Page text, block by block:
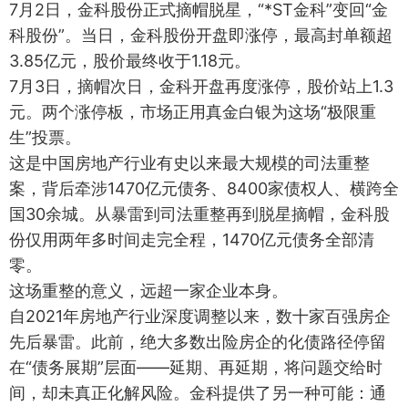
7月2日，金科股份正式摘帽脱星，“*ST金科”变回“金
科股份”。当日，金科股份开盘即涨停，最高封单额超
3.85亿元，股价最终收于1.18元。
7月3日，摘帽次日，金科开盘再度涨停，股价站上1.3
元。两个涨停板，市场正用真金白银为这场“极限重
生”投票。
这是中国房地产行业有史以来最大规模的司法重整
案，背后牵涉1470亿元债务、8400家债权人、横跨全
国30余城。从暴雷到司法重整再到脱星摘帽，金科股
份仅用两年多时间走完全程，1470亿元债务全部清
零。
这场重整的意义，远超一家企业本身。
自2021年房地产行业深度调整以来，数十家百强房企
先后暴雷。此前，绝大多数出险房企的化债路径停留
在“债务展期”层面——延期、再延期，将问题交给时
间，却未真正化解风险。金科提供了另一种可能：通